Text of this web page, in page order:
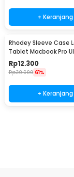
+ Keranjang
Rhodey Sleeve Case
Tablet Macbook Pro
2mm 14 Inch - RE214
Rp12.300
Rp30.900 61%
+ Keranjang